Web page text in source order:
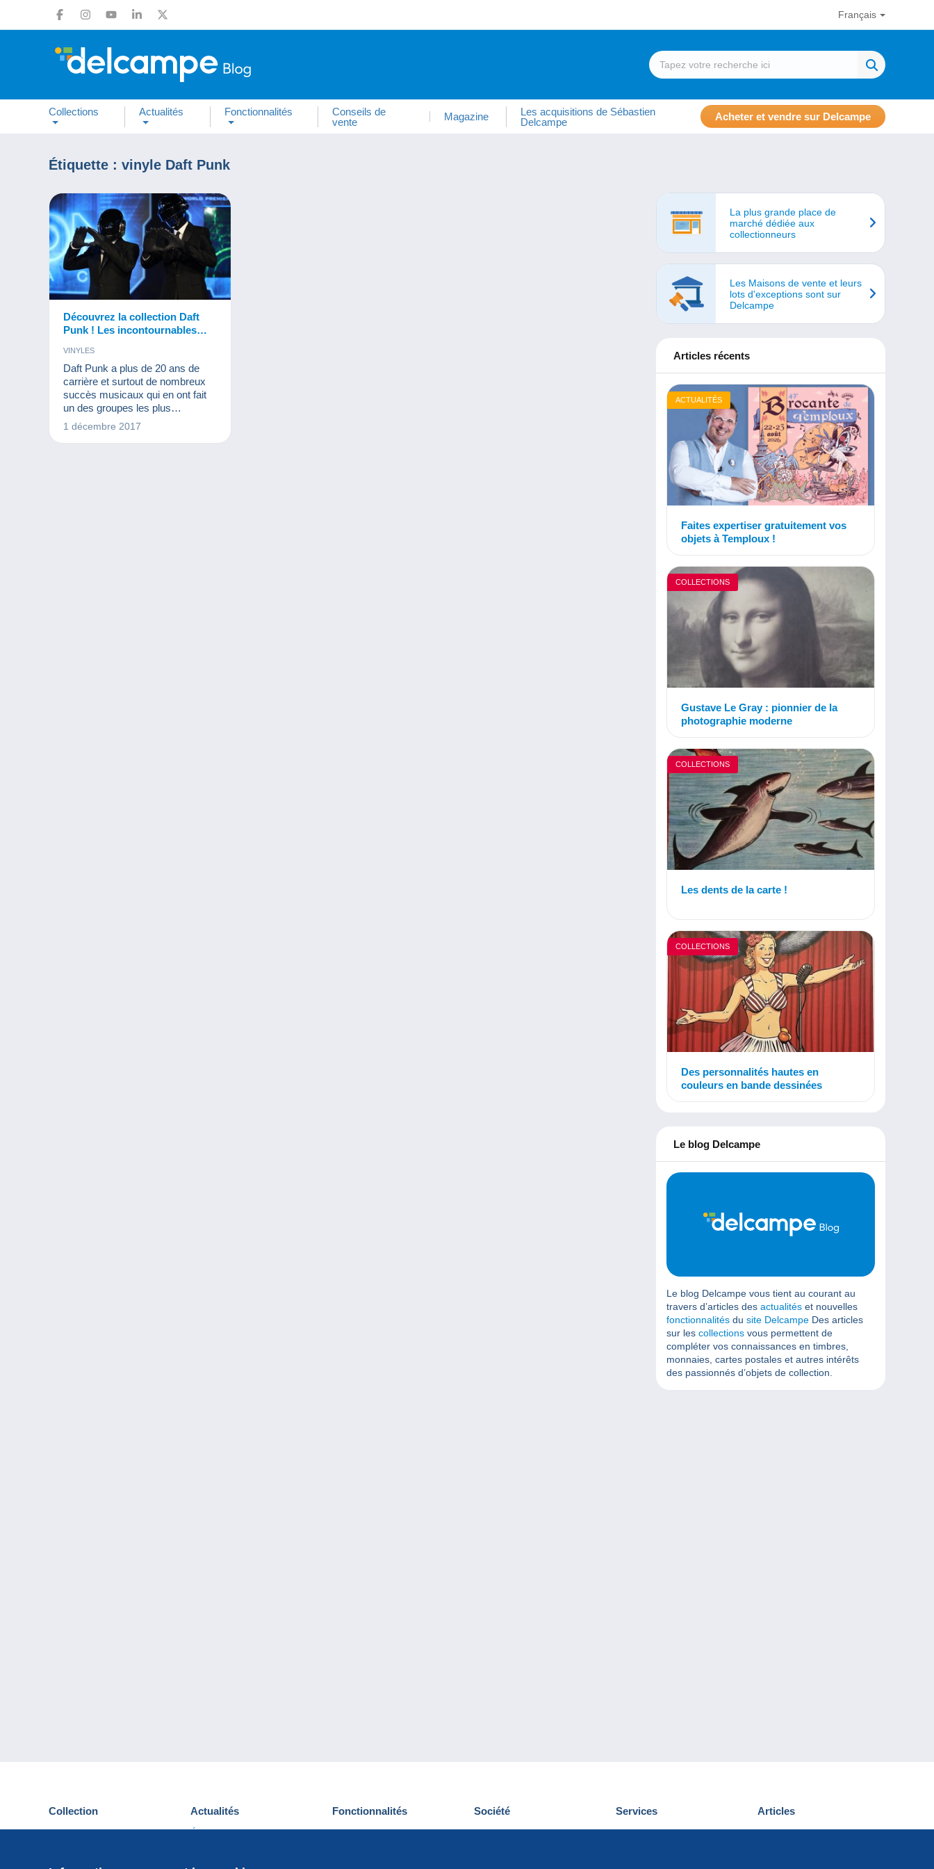
Français
Collections Actualités Fonctionnalités
Conseils de
vente
Magazine
Les acquisitions de Sébastien
Delcampe
Acheter et vendre sur Delcampe
Étiquette : vinyle Daft Punk
Découvrez la collection Daft
Punk ! Les incontournables
VINYLES
Daft Punk a plus de 20 ans de
carrière et surtout de nombreux
succès musicaux qui en ont fait
un des groupes les plus
populaires du monde. Vinyles,
1 décembre 2017
La plus grande place de
marché dédiée aux
collectionneurs
Les Maisons de vente et leurs
lots d'exceptions sont sur
Delcampe
Articles récents
ACTUALITÉS
Faites expertiser gratuitement vos
objets à Temploux !
COLLECTIONS
Gustave Le Gray : pionnier de la
photographie moderne
COLLECTIONS
Les dents de la carte !
COLLECTIONS
Des personnalités hautes en
couleurs en bande dessinées
Le blog Delcampe
Le blog Delcampe vous tient au courant au
travers d’articles des actualités et nouvelles
fonctionnalités du site Delcampe Des articles
sur les collections vous permettent de
compléter vos connaissances en timbres,
monnaies, cartes postales et autres intérêts
des passionnés d’objets de collection.
Collection
Cartes postales
Actualités
Événements Delcampe
Fonctionnalités
Nouveautés
Société
Qui sommes-nous
Services
Découvrir Delcampe
Articles